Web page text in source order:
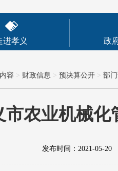
进孝义 政
容 > 财政信息 > 预决算公开 > 部
市农业机械化
发布时间：2021-05-20